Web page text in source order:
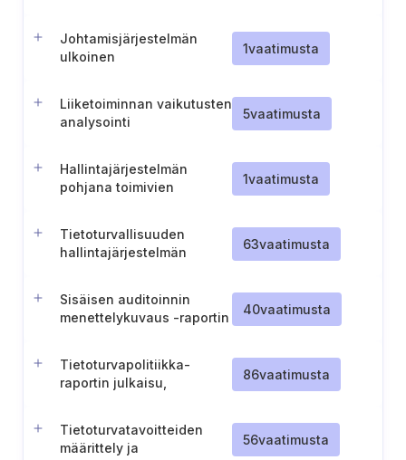
Johtamisjärjestelmän
ulkoinen
1vaatimusta
Liiketoiminnan vaikutusten
analysointi
5vaatimusta
Hallintajärjestelmän
pohjana toimivien
1vaatimusta
Tietoturvallisuuden
hallintajärjestelmän
63vaatimusta
Sisäisen auditoinnin
menettelykuvaus -raportin
40vaatimusta
Tietoturvapolitiikka-
raportin julkaisu,
86vaatimusta
Tietoturvatavoitteiden
määrittely ja
56vaatimusta